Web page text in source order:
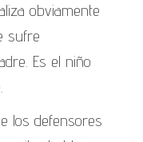
obviamente
sufre
Es el niño
los defensores